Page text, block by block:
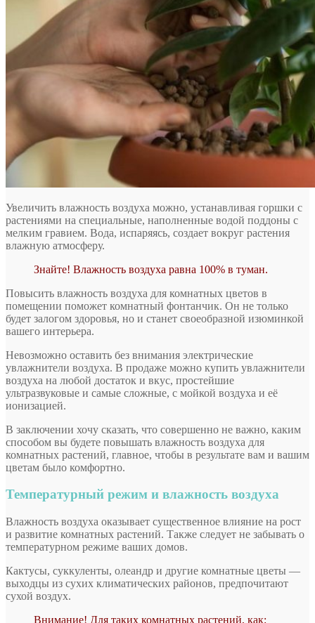
Увеличить влажность воздуха можно, устанавливая горшки с
растениями на специальные, наполненные водой поддоны с
мелким гравием. Вода, испаряясь, создает вокруг растения
влажную атмосферу.
Знайте! Влажность воздуха равна 100% в туман.
Повысить влажность воздуха для комнатных цветов в
помещении поможет комнатный фонтанчик. Он не только
будет залогом здоровья, но и станет своеобразной изюминкой
вашего интерьера.
Невозможно оставить без внимания электрические
увлажнители воздуха. В продаже можно купить увлажнители
воздуха на любой достаток и вкус, простейшие
ультразвуковые и самые сложные, с мойкой воздуха и её
ионизацией.
В заключении хочу сказать, что совершенно не важно, каким
способом вы будете повышать влажность воздуха для
комнатных растений, главное, чтобы в результате вам и вашим
цветам было комфортно.
Температурный режим и влажность воздуха
Влажность воздуха оказывает существенное влияние на рост
и развитие комнатных растений. Также следует не забывать о
температурном режиме ваших домов.
Кактусы, суккуленты, олеандр и другие комнатные цветы —
выходцы из сухих климатических районов, предпочитают
сухой воздух.
Внимание! Для таких комнатных растений, как: